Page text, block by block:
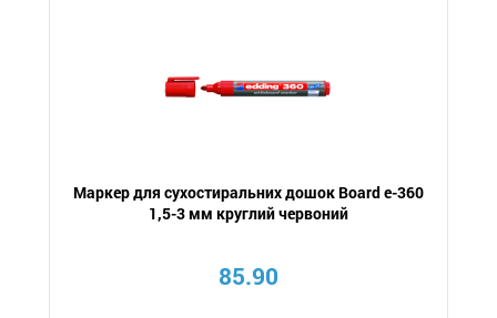
Маркер для сухостиральних дошок Board e-360
1,5-3 мм круглий червоний
85.90